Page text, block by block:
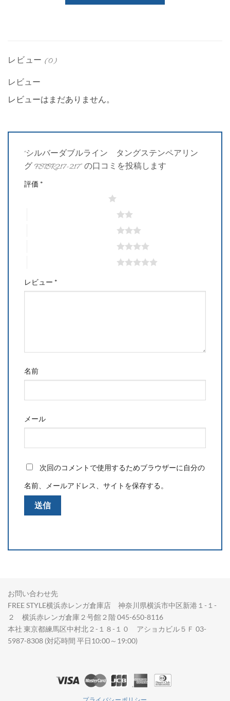
レビュー (0)
レビュー
レビューはまだありません。
“シルバーダブルライン タングステンペアリン
グ FSTSR217-217” の口コミを投稿します
評価 *
レビュー *
名前
メール
次回のコメントで使用するためブラウザーに自分の
名前、メールアドレス、サイトを保存する。
お問い合わせ先
FREE STYLE横浜赤レンガ倉庫店 神奈川県横浜市中区新港１-１-
２ 横浜赤レンガ倉庫２号館２階 045-650-8116
本社 東京都練馬区中村北２-１８-１０ アショカビル５Ｆ 03-
5987-8308 (対応時間 平日10:00～19:00)